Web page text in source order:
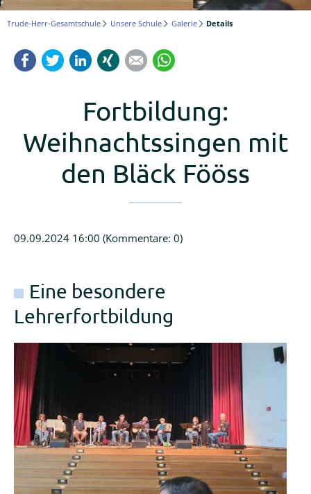
Logineo
Schulmanager
Online
Trude-Herr-Gesamtschule Unsere Schule Galerie Details
FacebookTwitterLinkedInXing Mail
Fortbildung:
Weihnachtssingen mit
den Bläck Fööss
09.09.2024 16:00 (Kommentare: 0)
Eine besondere
Lehrerfortbildung